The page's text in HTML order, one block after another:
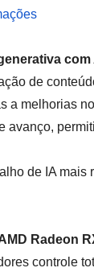
com
de
a melhorias
avanço,
de IA
Radeon
controle